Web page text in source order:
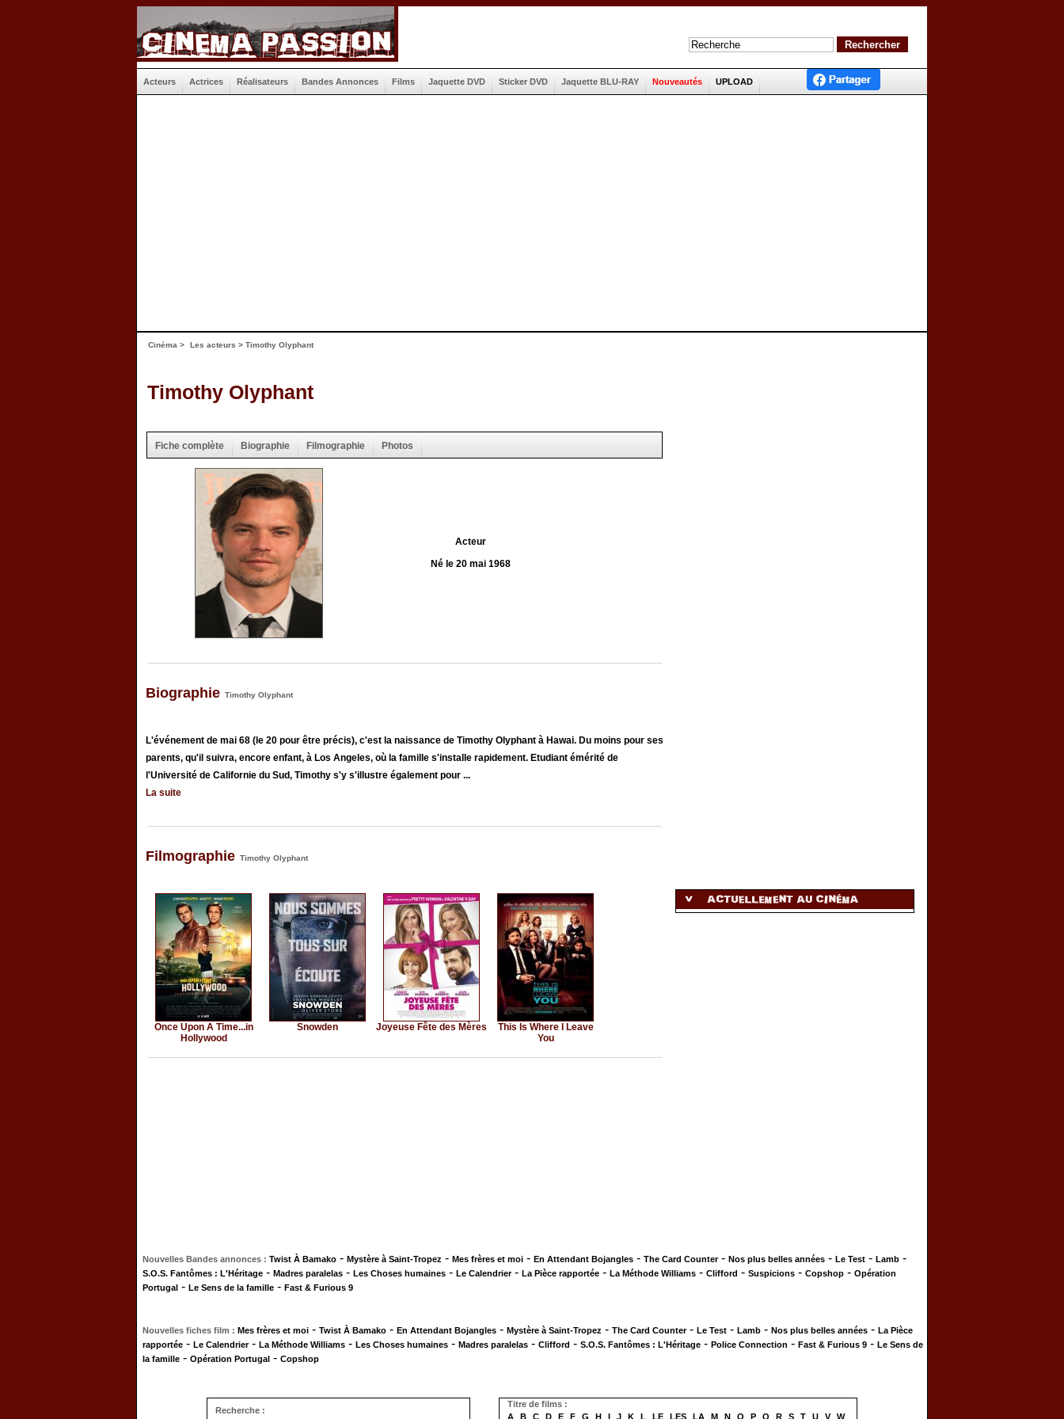
Acteurs Actrices Réalisateurs Bandes Annonces Films Jaquette DVD Sticker DVD Jaquette BLU-RAY Nouveautés UPLOAD
Cinéma > Les acteurs > Timothy Olyphant
Timothy Olyphant
Fiche complète Biographie Filmographie Photos
Acteur
Né le 20 mai 1968
Biographie Timothy Olyphant
L'événement de mai 68 (le 20 pour être précis), c'est la naissance de Timothy Olyphant à Hawai. Du moins pour ses
parents, qu'il suivra, encore enfant, à Los Angeles, où la famille s'installe rapidement. Etudiant émérité de
l'Université de Californie du Sud, Timothy s'y s'illustre également pour ...
La suite
Filmographie Timothy Olyphant
Once Upon A Time...in
Hollywood
Snowden Joyeuse Fête des Mères
This Is Where I Leave
You
Nouvelles Bandes annonces : Twist À Bamako - Mystère à Saint-Tropez - Mes frères et moi - En Attendant Bojangles - The Card Counter- Nos plus belles années - Le Test - Lamb -
S.O.S. Fantômes : L'Héritage - Madres paralelas - Les Choses humaines - Le Calendrier- La Pièce rapportée - La Méthode Williams - Clifford - Suspicions - Copshop - Opération
Portugal - Le Sens de la famille - Fast & Furious 9
Nouvelles fiches film : Mes frères et moi - Twist À Bamako - En Attendant Bojangles - Mystère à Saint-Tropez - The Card Counter- Le Test - Lamb - Nos plus belles années - La Pièce
rapportée - Le Calendrier- La Méthode Williams - Les Choses humaines - Madres paralelas - Clifford - S.O.S. Fantômes : L'Héritage - Police Connection - Fast & Furious 9 - Le Sens de
la famille - Opération Portugal - Copshop
Recherche :
Titre de films :
A
B C D E F G H I J K L LE LES LA M N O P Q R S T U V
W